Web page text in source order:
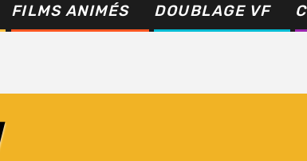
FILMS ANIMÉS DOUBLAGE VF